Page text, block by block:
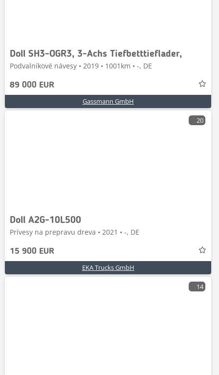
Doll SH3-OGR3, 3-Achs Tiefbetttieflader,
Podvalníkové návesy • 2019 • 1001km • -, DE
89 000 EUR
Gassmann GmbH
20
Doll A2G-10L500
Prívesy na prepravu dreva • 2021 • -, DE
15 900 EUR
EKA Trucks GmbH
14